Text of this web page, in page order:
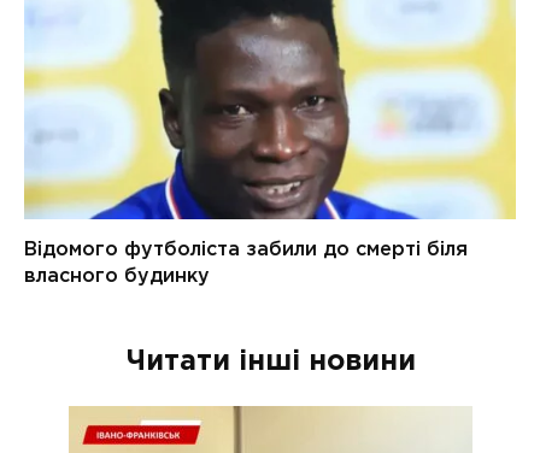
Читати інші новини